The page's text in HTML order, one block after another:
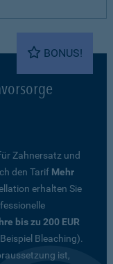
BONUS!
Zahnersatz und
den Tarif Mehr
erhalten Sie
bis zu 200 EUR
Bleaching).
ist,